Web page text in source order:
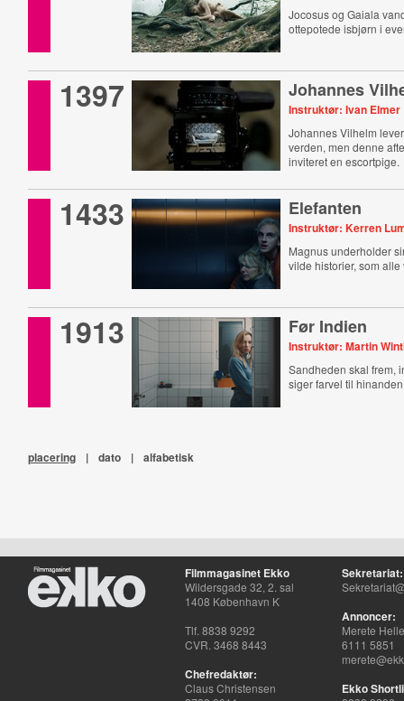
Jocosus og Gaiala
ottepotede isbjørn i
1397 Johannes
Instruktør: Ivan Elmer
Johannes Vilhelm
verden, men denne
inviteret en escortpige.
1433 Elefanten
Instruktør: Kerren
Magnus underholder
vilde historier, som
1913 Før Indien
Instruktør: Martin
Sandheden skal frem,
siger farvel til
placering | dato | alfabetisk
Filmmagasinet Ekko
Wildersgade 32, 2. sal
1408 København K
Tlf. 8838 9292
CVR. 3468 8443
Chefredaktør:
Claus Christensen
Sekretariat:
Annoncer:
Merete
6111 5851
Ekko